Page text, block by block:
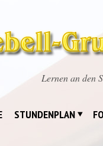
Lernen an den
STUNDENPLAN